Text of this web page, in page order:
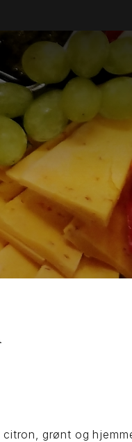
grønt og